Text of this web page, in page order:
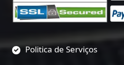
Politica de Serviços